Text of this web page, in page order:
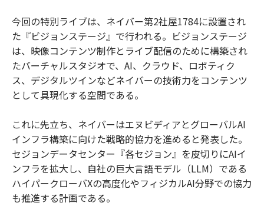
今回の特別ライブは、ネイバー第2社屋1784に設置され
た『ビジョンステージ』で行われる。ビジョンステージ
は、映像コンテンツ制作とライブ配信のために構築され
たバーチャルスタジオで、AI、クラウド、ロボティク
ス、デジタルツインなどネイバーの技術力をコンテンツ
として具現化する空間である。
これに先立ち、ネイバーはエヌビディアとグローバルAI
インフラ構築に向けた戦略的協力を進めると発表した。
セジョンデータセンター『各セジョン』を皮切りにAIイ
ンフラを拡大し、自社の巨大言語モデル（LLM）である
ハイパークローバXの高度化やフィジカルAI分野での協力
も推進する計画である。